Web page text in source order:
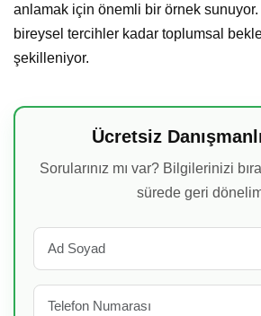
anlamak için önemli bir örnek
bireysel tercihler kadar toplumsal
şekilleniyor.
Ücretsiz
Sorularınız mı var? Bilgilerinizi
sürede geri